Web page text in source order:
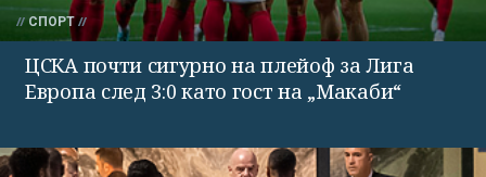
СПОРТ
ЦСКА почти сигурно на плейоф за Лига
Европа след 3:0 като гост на „Макаби“